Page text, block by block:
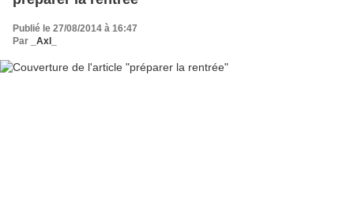
Publié le 27/08/2014 à 16:47
Par
_Axl_